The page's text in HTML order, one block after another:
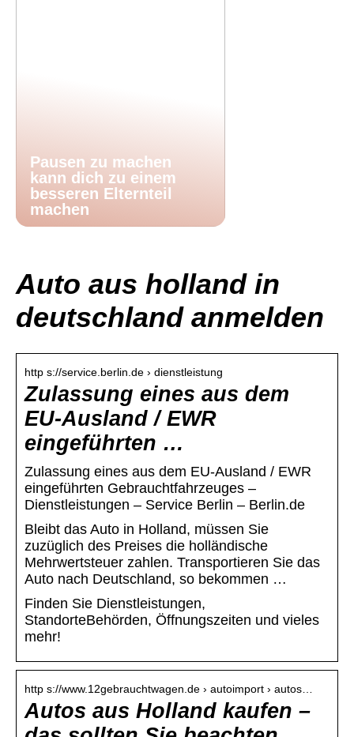
Pausen zu machen
kann dich zu einem
besseren Elternteil
machen
Auto aus holland in
deutschland anmelden
http s://service.berlin.de › dienstleistung
Zulassung eines aus dem
EU-Ausland / EWR
eingeführten …
Zulassung eines aus dem EU-Ausland / EWR
eingeführten Gebrauchtfahrzeuges –
Dienstleistungen – Service Berlin – Berlin.de
Bleibt das Auto in Holland, müssen Sie
zuzüglich des Preises die holländische
Mehrwertsteuer zahlen. Transportieren Sie das
Auto nach Deutschland, so bekommen …
Finden Sie Dienstleistungen,
StandorteBehörden, Öffnungszeiten und vieles
mehr!
http s://www.12gebrauchtwagen.de › autoimport › autos…
Autos aus Holland kaufen –